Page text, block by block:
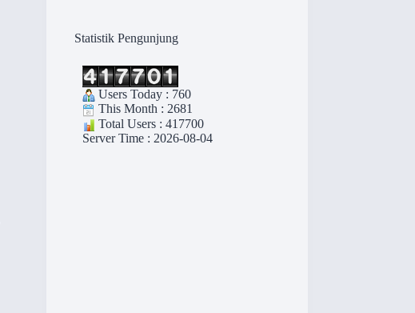
Statistik Pengunjung
Users Today : 760
This Month : 2681
Total Users : 417700
Server Time : 2026-08-04